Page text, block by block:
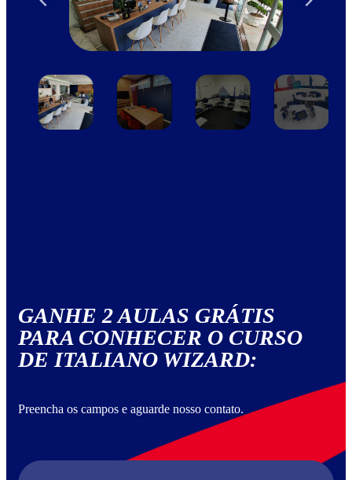
GANHE 2 AULAS GRÁTIS
PARA CONHECER O CURSO
DE ITALIANO WIZARD:
Preencha os campos e aguarde nosso contato.